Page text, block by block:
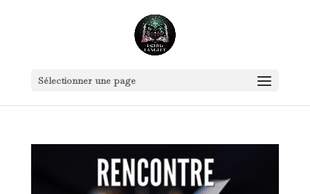
Sélectionner une page